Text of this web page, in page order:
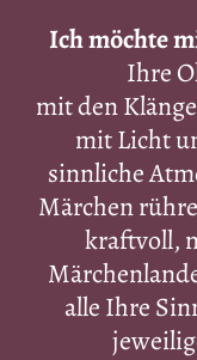
Ich möchte
Ihre
mit den
mit Licht
sinnliche
Märchen
kraftvoll,
alle Ihre